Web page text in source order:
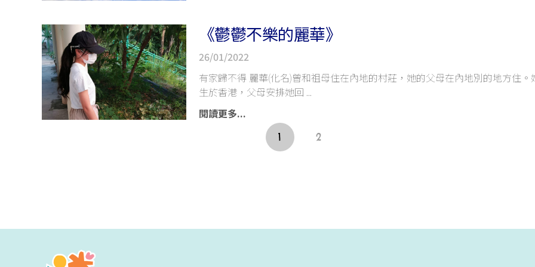
《鬱鬱不樂的麗華》
26/01/2022
有家歸不得 麗華(化名)曾和祖母住在內地的村莊，她的父母在內地別的地方住。
生於香港，父母安排她回
閱讀更多...
1 2